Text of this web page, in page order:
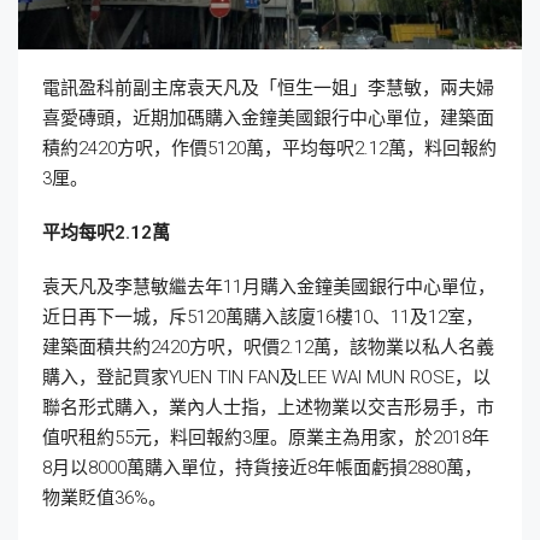
電訊盈科前副主席袁天凡及「恒生一姐」李慧敏，兩夫婦
喜愛磚頭，近期加碼購入金鐘美國銀行中心單位，建築面
積約2420方呎，作價5120萬，平均每呎2.12萬，料回報約
3厘。
平均每呎2.12萬
袁天凡及李慧敏繼去年11月購入金鐘美國銀行中心單位，
近日再下一城，斥5120萬購入該廈16樓10、11及12室，
建築面積共約2420方呎，呎價2.12萬，該物業以私人名義
購入，登記買家YUEN TIN FAN及LEE WAI MUN ROSE，以
聯名形式購入，業內人士指，上述物業以交吉形易手，市
值呎租約55元，料回報約3厘。原業主為用家，於2018年
8月以8000萬購入單位，持貨接近8年帳面虧損2880萬，
物業貶值36%。